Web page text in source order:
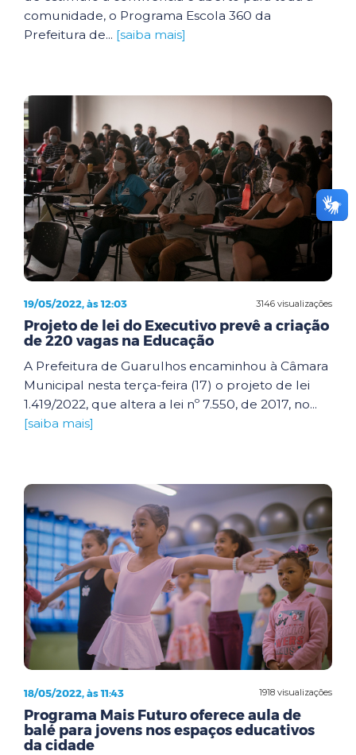
comunidade, o Programa Escola 360 da
Prefeitura de... [saiba mais]
3146 visualizações
19/05/2022, às 12:03
Projeto de lei do Executivo prevê a criação
de 220 vagas na Educação
A Prefeitura de Guarulhos encaminhou à Câmara
Municipal nesta terça-feira (17) o projeto de lei
1.419/2022, que altera a lei nº 7.550, de 2017, no...
[saiba mais]
1918 visualizações
18/05/2022, às 11:43
Programa Mais Futuro oferece aula de
balé para jovens nos espaços educativos
da cidade